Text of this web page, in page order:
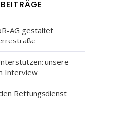
AG gestaltet
unsere
Interview
Rettungsdienst